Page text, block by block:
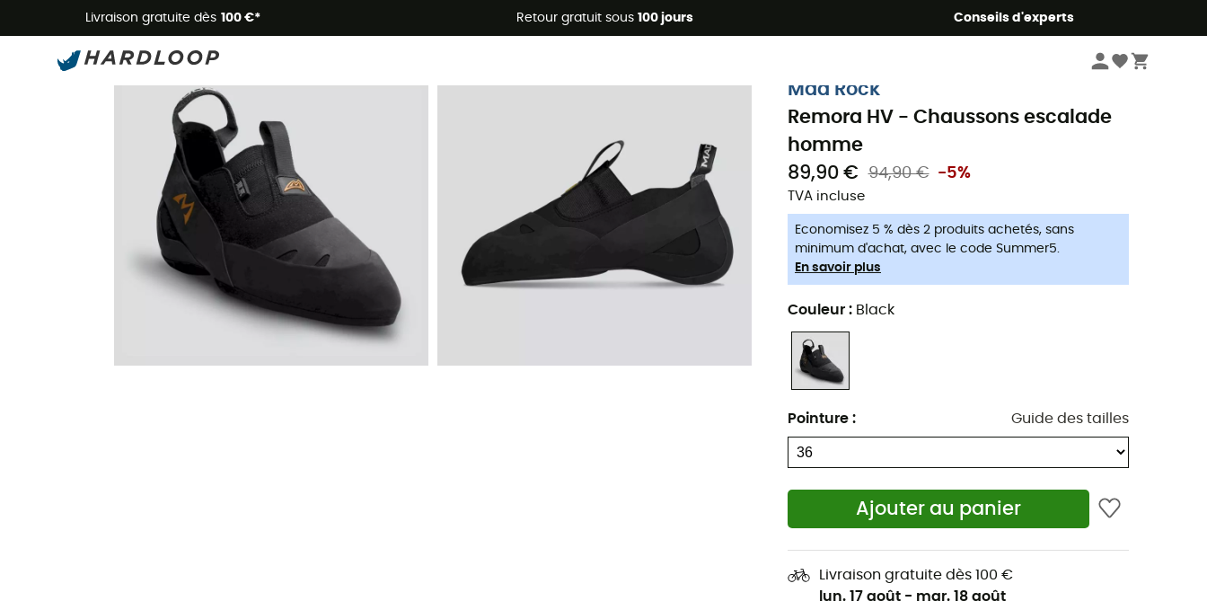
Livraison gratuite dès 100 €* Retour gratuit sous 100 jours Conseils d'experts
Promos d'été 🔥 -5 % EXTRA dès 2 produits* code Summer5
Chaussons escalade homme
Mad Rock
Remora HV - Chaussons escalade
homme
89,90 €
94,90 € -5%
TVA incluse
Economisez 5 % dès 2 produits achetés, sans
minimum d'achat, avec le code Summer5.
En savoir plus
Couleur : Black
Pointure : Guide des tailles
Ajouter au panier
Livraison gratuite dès 100 €
lun. 17 août - mar. 18 août